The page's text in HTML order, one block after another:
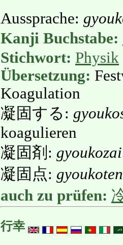
Aussprache:
Kanji Buchstabe:
Stichwort: Physik
Übersetzung:
Koagulation
凝固する:
koagulieren
凝固剤: gyoukozai
凝固点: gyoukoten
auch zu prüfen:
行幸